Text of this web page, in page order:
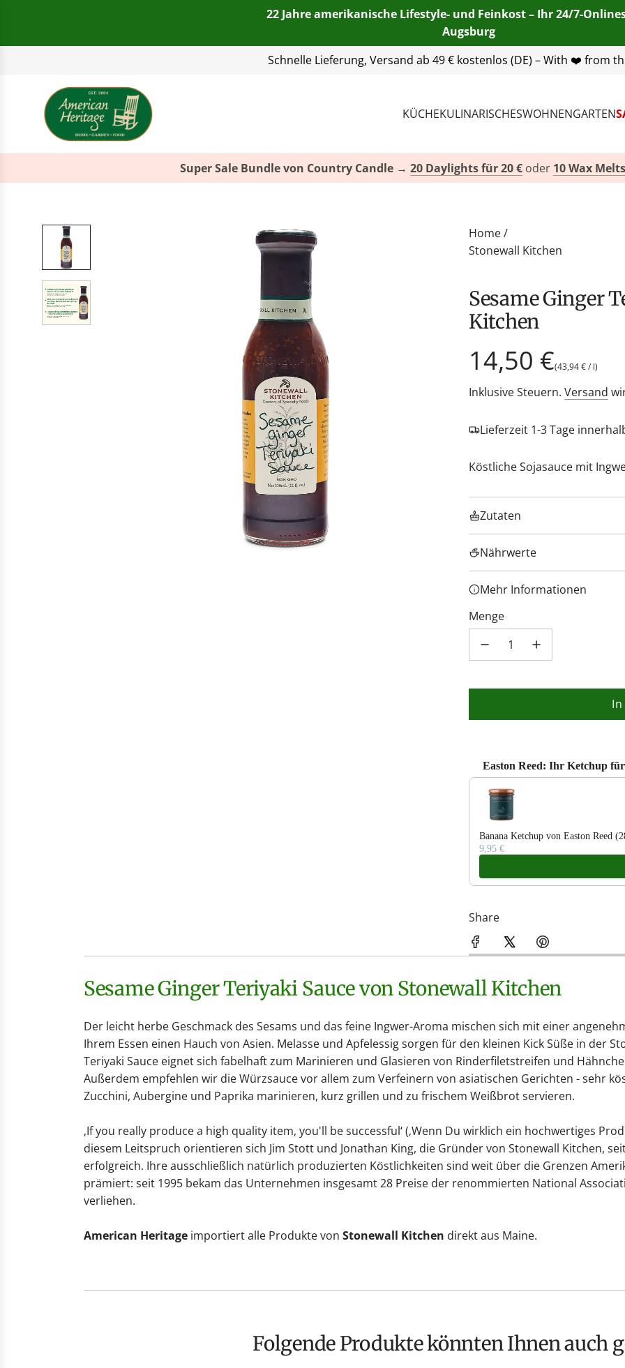
22 Jahre amerikanische Lifestyle- und Feinkost – Ihr 24/7-
Augsburg
+49(0)821 455 254 00| E-Mail:info@american-heritage.de| WhatsApp:
KÜCHEKULINARISCHESWOHNENGARTEN
Super Sale Bundle von Country Candle → 20 Daylights für 20 € oder 10 Wax
Home/
Stonewall Kitchen
Sesame Ginger Teriyaki Sauce von Stonewall
Kitchen
Regulärer
Preis
14,50 €(43,94 €/ l)
Inklusive Steuern. Versand
Lieferzeit 1-3 Tage
Köstliche Sojasauce mit
Zutaten
Nährwerte
Mehr Informationen
Menge
Easton Reed: Ihr Ketchup
Use the Previous and Next
Banana Ketchup von Easton Reed
9,95 €
Share
Sesame Ginger Teriyaki Sauce von Stonewall Kitchen
Der leicht herbe Geschmack des Sesams und das feine Ingwer-Aroma mischen sich mit einer
Ihrem Essen einen Hauch von Asien. Melasse und Apfelessig sorgen für den kleinen Kick Süße in der
Teriyaki Sauce eignet sich fabelhaft zum Marinieren und Glasieren von Rinderfiletstreifen und
Außerdem empfehlen wir die Würzsauce vor allem zum Verfeinern von asiatischen Gerichten - sehr
Zucchini, Aubergine und Paprika marinieren, kurz grillen und zu frischem Weißbrot servieren.
‚If you really produce a high quality item, you'll be successful‘ (‚Wenn Du wirklich ein hochwertiges
diesem Leitspruch orientieren sich Jim Stott und Jonathan King, die Gründer von Stonewall Kitchen,
erfolgreich. Ihre ausschließlich natürlich produzierten Köstlichkeiten sind weit über die Grenzen
prämiert: seit 1995 bekam das Unternehmen insgesamt 28 Preise der renommierten National
verliehen.
American Heritage importiert alle Produkte von Stonewall Kitchen direkt aus Maine.
Folgende Produkte könnten Ihnen auch